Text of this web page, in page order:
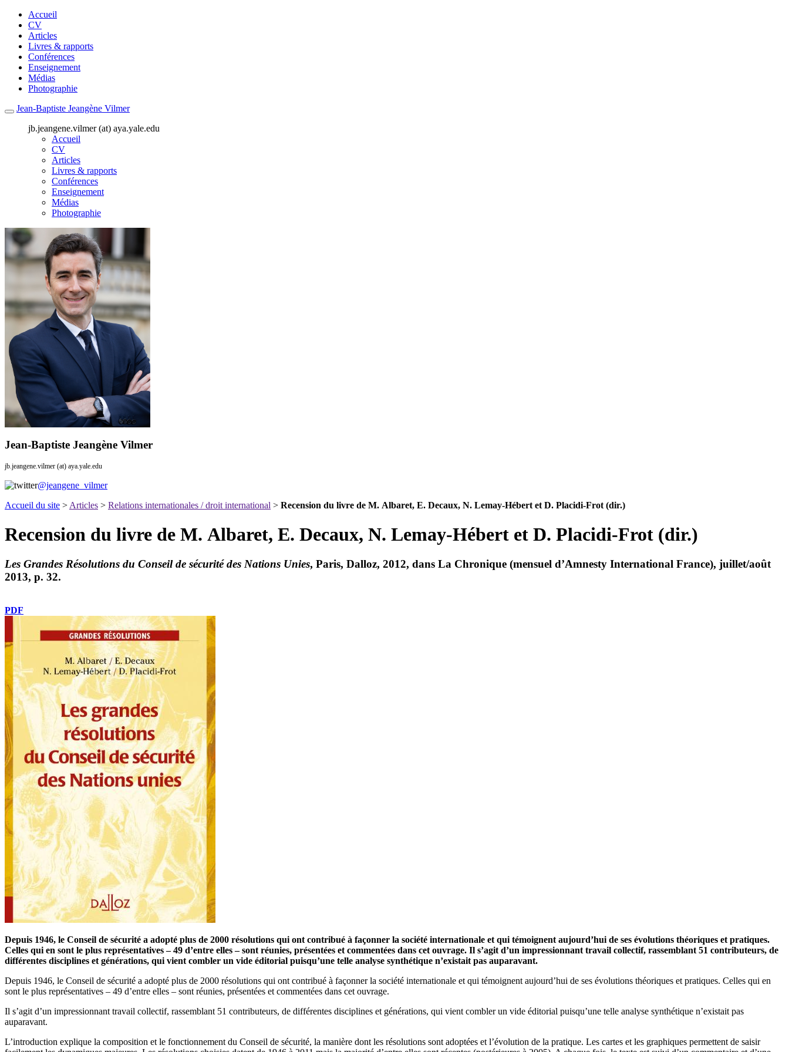
Accueil
CV
Articles
Livres & rapports
Conférences
Enseignement
Médias
Photographie
Jean-Baptiste Jeangène Vilmer
jb.jeangene.vilmer (at) aya.yale.edu
Accueil
CV
Articles
Livres & rapports
Conférences
Enseignement
Médias
Photographie
Jean-Baptiste Jeangène Vilmer
jb.jeangene.vilmer (at) aya.yale.edu
@jeangene_vilmer
Accueil du site >Articles > Relations internationales / droit international > Recension du livre de M. Albaret, E. Decaux, N. Lemay-Hébert et D. Placidi-Frot (dir.)
Recension du livre de M. Albaret, E. Decaux, N. Lemay-Hébert et D. Placidi-Frot (dir.)
Les Grandes Résolutions du Conseil de sécurité des Nations Unies, Paris, Dalloz, 2012, dans La Chronique (mensuel d’Amnesty International France), juillet/août
2013, p. 32.
PDF
Depuis 1946, le Conseil de sécurité a adopté plus de 2000 résolutions qui ont contribué à façonner la société internationale et qui témoignent aujourd’hui de ses évolutions théoriques et pratiques.
Celles qui en sont le plus représentatives – 49 d’entre elles – sont réunies, présentées et commentées dans cet ouvrage. Il s’agit d’un impressionnant travail collectif, rassemblant 51 contributeurs, de
différentes disciplines et générations, qui vient combler un vide éditorial puisqu’une telle analyse synthétique n’existait pas auparavant.
Depuis 1946, le Conseil de sécurité a adopté plus de 2000 résolutions qui ont contribué à façonner la société internationale et qui témoignent aujourd’hui de ses évolutions théoriques et pratiques. Celles qui en
sont le plus représentatives – 49 d’entre elles – sont réunies, présentées et commentées dans cet ouvrage.
Il s’agit d’un impressionnant travail collectif, rassemblant 51 contributeurs, de différentes disciplines et générations, qui vient combler un vide éditorial puisqu’une telle analyse synthétique n’existait pas
auparavant.
L’introduction explique la composition et le fonctionnement du Conseil de sécurité, la manière dont les résolutions sont adoptées et l’évolution de la pratique. Les cartes et les graphiques permettent de saisir